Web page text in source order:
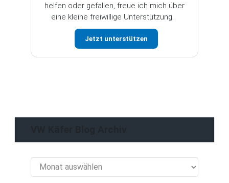
helfen oder gefallen, freue ich mich über
eine kleine freiwillige Unterstützung.
Jetzt unterstützen
Käfer